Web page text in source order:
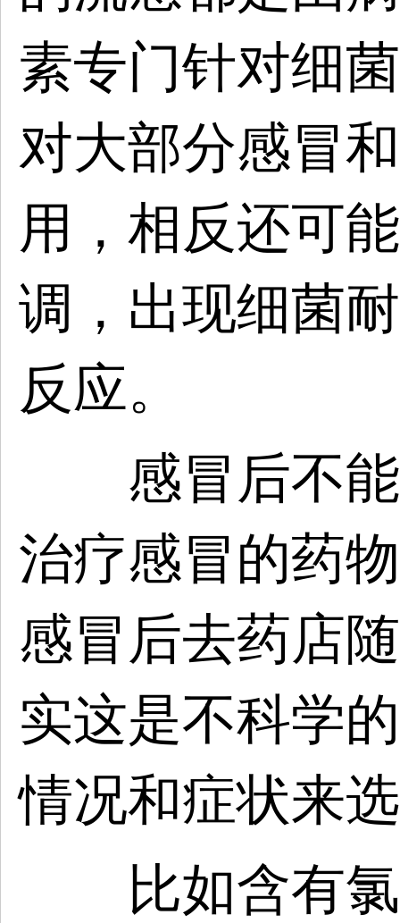
素专门针对细
对大部分感冒
用，相反还可
调，出现细菌
反应。
感冒后不能
治疗感冒的药
感冒后去药店
实这是不科学
情况和症状来
比如含有氯